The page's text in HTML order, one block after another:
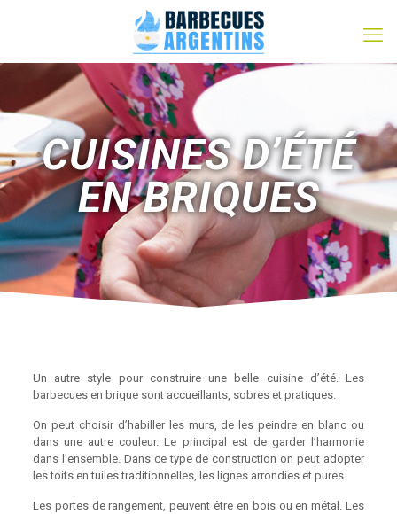
CUISINES D’ÉTÉ
EN BRIQUES
Un autre style pour construire une belle cuisine d’été. Les
barbecues en brique sont accueillants, sobres et pratiques.
On peut choisir d’habiller les murs, de les peindre en blanc ou
dans une autre couleur. Le principal est de garder l’harmonie
dans l’ensemble. Dans ce type de construction on peut adopter
les toits en tuiles traditionnelles, les lignes arrondies et pures.
Les portes de rangement, peuvent être en bois ou en métal. Les